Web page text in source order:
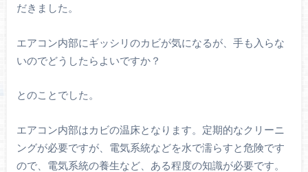
だきました。
エアコン内部にギッシリのカビが気になるが、手も入らな
いのでどうしたらよいですか？
とのことでした。
エアコン内部はカビの温床となります。定期的なクリーニ
ングが必要ですが、電気系統などを水で濡らすと危険です
ので、電気系統の養生など、ある程度の知識が必要です。